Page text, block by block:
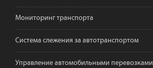
Мониторинг транспорта
Система слежения за автотранспортом
Управление автомобильными перевозками